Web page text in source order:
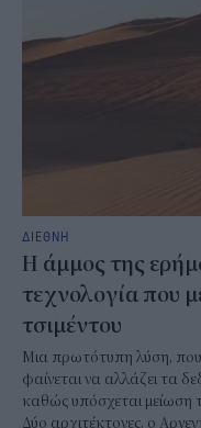
ΔΙΕΘΝΗ
Η άμμος της
τεχνολογία που
τσιμέντου
Μια πρωτότυπη λύση, που
φαίνεται να αλλάζει τα
καθώς υπόσχεται μείωση
Δύο αρχιτέκτονες, ο